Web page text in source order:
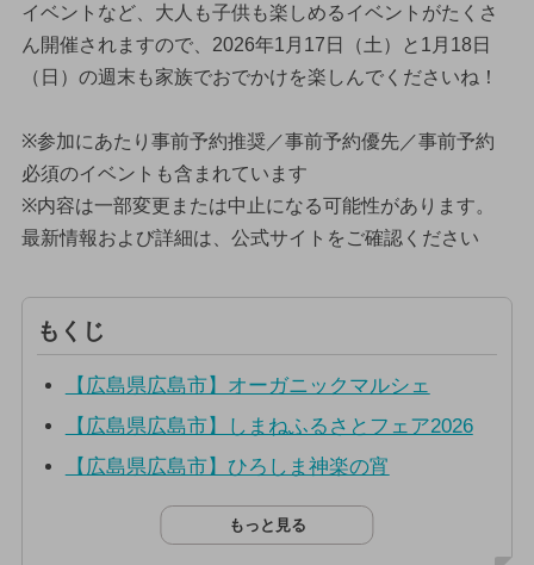
イベントなど、大人も子供も楽しめるイベントがたくさ
ん開催されますので、2026年1月17日（土）と1月18日
（日）の週末も家族でおでかけを楽しんでくださいね！
※参加にあたり事前予約推奨／事前予約優先／事前予約
必須のイベントも含まれています
※内容は一部変更または中止になる可能性があります。
最新情報および詳細は、公式サイトをご確認ください
もくじ
【広島県広島市】オーガニックマルシェ
【広島県広島市】しまねふるさとフェア2026
【広島県広島市】ひろしま神楽の宵
もっと見る